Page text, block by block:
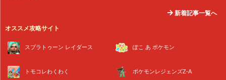
新着記事一覧へ
オススメ攻略サイト
スプラトゥーン レイダース ぽこ あ ポケモン
トモコレわくわく ポケモンレジェンズZ-A